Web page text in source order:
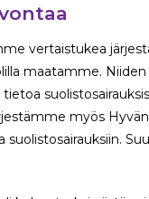
vertaistukea
maatamme.
myös
suolistosairauksiin.